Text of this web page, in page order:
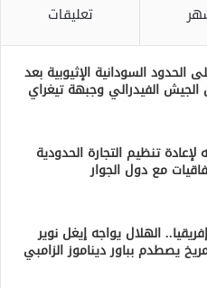
تعليقات
السودانية الإثيوبية بعد
الجيش الفيدرالي وجبهة تيغراي
تنظيم التجارة الحدودية
مع دول الجوار
الهلال يواجه إيغل نوير
يصطدم بباور ديناموز الزامبي